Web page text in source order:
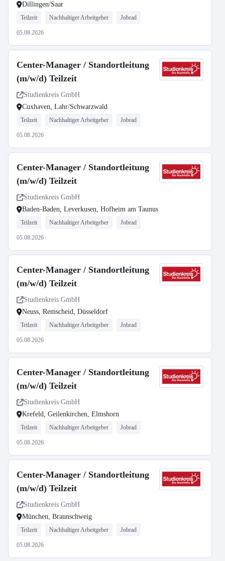
Dillingen/Saar
Teilzeit Nachhaltiger Arbeitgeber Jobrad
05.08.2026
Center-Manager / Standortleitung
(m/w/d) Teilzeit
Studienkreis GmbH
Cuxhaven, Lahr/Schwarzwald
Teilzeit Nachhaltiger Arbeitgeber Jobrad
05.08.2026
Center-Manager / Standortleitung
(m/w/d) Teilzeit
Studienkreis GmbH
Baden-Baden, Leverkusen, Hofheim am Taunus
Teilzeit Nachhaltiger Arbeitgeber Jobrad
05.08.2026
Center-Manager / Standortleitung
(m/w/d) Teilzeit
Studienkreis GmbH
Neuss, Remscheid, Düsseldorf
Teilzeit Nachhaltiger Arbeitgeber Jobrad
05.08.2026
Center-Manager / Standortleitung
(m/w/d) Teilzeit
Studienkreis GmbH
Krefeld, Geilenkirchen, Elmshorn
Teilzeit Nachhaltiger Arbeitgeber Jobrad
05.08.2026
Center-Manager / Standortleitung
(m/w/d) Teilzeit
Studienkreis GmbH
München, Braunschweig
Teilzeit Nachhaltiger Arbeitgeber Jobrad
05.08.2026